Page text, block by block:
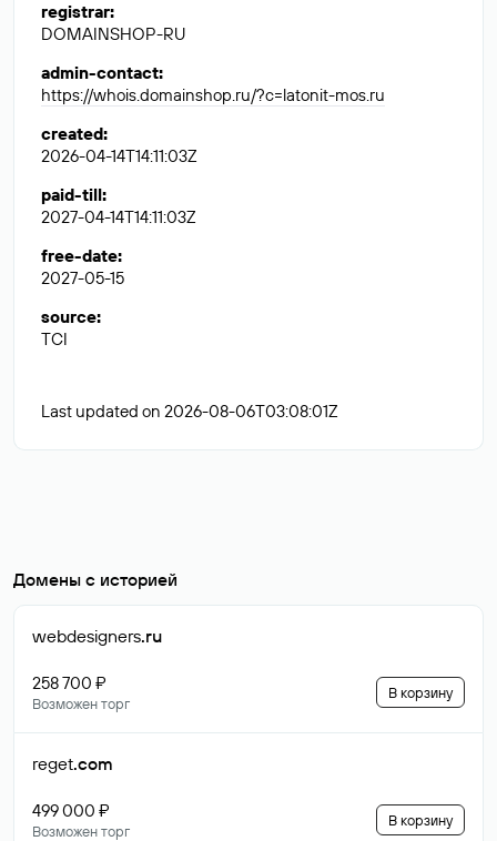
registrar:
DOMAINSHOP-RU
admin-contact:
https://whois.domainshop.ru/?c=latonit-mos.ru
created:
2026-04-14T14:11:03Z
paid-till:
2027-04-14T14:11:03Z
free-date:
2027-05-15
source:
TCI
Last updated on 2026-08-06T03:08:01Z
Домены с историей
webdesigners.ru
258 700 ₽
Возможен торг
В корзину
reget.com
499 000 ₽
Возможен торг
В корзину